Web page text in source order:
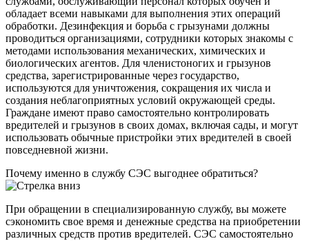
обладает всеми навыками для выполнения этих операций
обработки. Дезинфекция и борьба с грызунами должны
проводиться организациями, сотрудники которых знакомы с
методами использования механических, химических и
биологических агентов. Для членистоногих и грызунов
средства, зарегистрированные через государство,
используются для уничтожения, сокращения их числа и
создания неблагоприятных условий окружающей среды.
Граждане имеют право самостоятельно контролировать
вредителей и грызунов в своих домах, включая сады, и могут
использовать обычные пристройки этих вредителей в своей
повседневной жизни.
Почему именно в службу СЭС выгоднее обратиться?
При обращении в специализированную службу, вы можете
сэкономить свое время и денежные средства на приобретении
различных средств против вредителей. СЭС самостоятельно